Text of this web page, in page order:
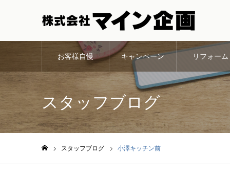
お客様自慢 キャンペーン リフォーム
スタッフブログ
スタッフブログ 小澤キッチン前